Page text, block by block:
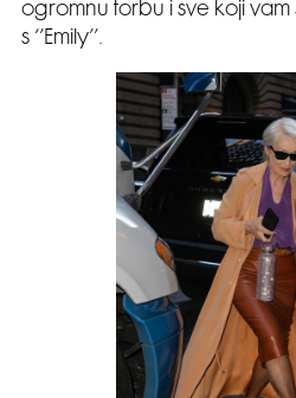
ogromnu torbu i sve koji
s ‘’Emily’’.